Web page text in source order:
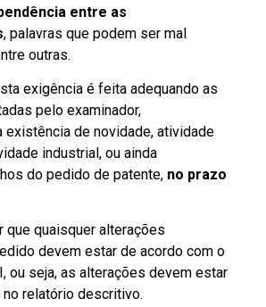
entre as
, palavras que podem ser mal
outras.
exigência é feita adequando as
pelo examinador,
existência de novidade, atividade
industrial, ou ainda
do pedido de patente, no prazo
que quaisquer alterações
devem estar de acordo com o
ou seja, as alterações devem estar
relatório descritivo.